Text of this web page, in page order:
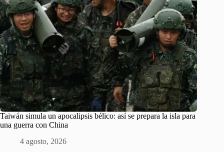
Taiwán simula un apocalipsis bélico: así se prepara la isla para
una guerra con China
4 agosto, 2026